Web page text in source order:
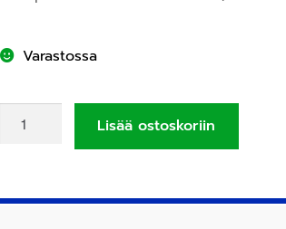
Varastossa
Lisää ostoskoriin